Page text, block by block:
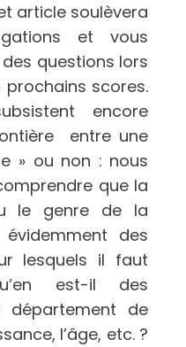
article soulèvera
et vous
questions lors
scores.
encore
entre une
» ou non : nous
que la
le genre de la
des
lesquels il faut
est-il des
département de
l’âge, etc. ?